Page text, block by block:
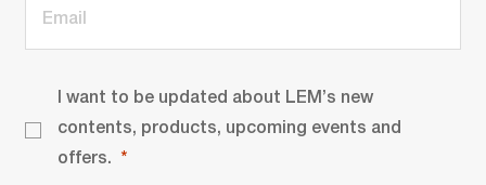
I want to be updated about LEM’s new
contents, products, upcoming events and
offers.